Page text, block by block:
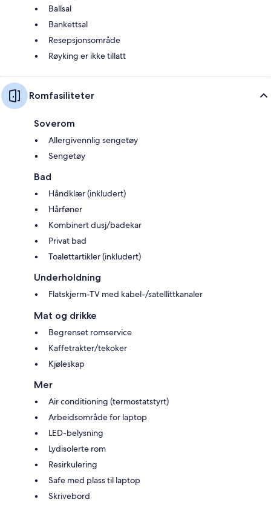
Ballsal
Bankettsal
Resepsjonsområde
Røyking er ikke tillatt
Romfasiliteter
Soverom
Allergivennlig sengetøy
Sengetøy
Bad
Håndklær (inkludert)
Hårføner
Kombinert dusj/badekar
Privat bad
Toalettartikler (inkludert)
Underholdning
Flatskjerm-TV med kabel-/satellittkanaler
Mat og drikke
Begrenset romservice
Kaffetrakter/tekoker
Kjøleskap
Mer
Air conditioning (termostatstyrt)
Arbeidsområde for laptop
LED-belysning
Lydisolerte rom
Resirkulering
Safe med plass til laptop
Skrivebord